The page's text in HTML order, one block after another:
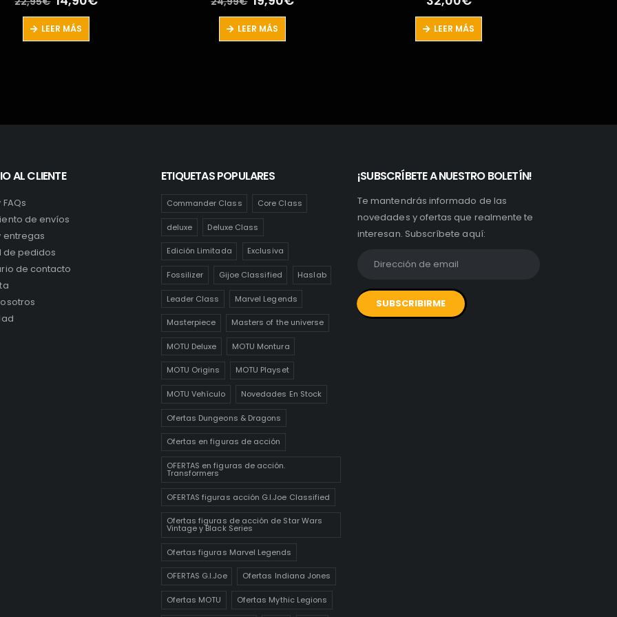
precio
original
era:
LEER MÁS LEER MÁS AÑADIR AL CARRITO
AL CLIENTE
de envíos
entregas
de pedidos
de contacto
ETIQUETAS POPULARES
Commander Class Core Class
deluxe Deluxe Class
Edición Limitada Exclusiva
Fossilizer Gijoe Classified Haslab
Leader Class Marvel Legends
Masterpiece Masters of the universe
MOTU Deluxe MOTU Montura
MOTU Origins MOTU Playset
MOTU Vehículo Novedades En Stock
Ofertas Dungeons & Dragons
Ofertas en figuras de acción
OFERTAS en figuras de acción.
Transformers
OFERTAS figuras acción G.I.Joe Classified
Ofertas figuras de acción de Star Wars
Vintage y Black Series
Ofertas figuras Marvel Legends
OFERTAS G.I.Joe Ofertas Indiana Jones
Ofertas MOTU Ofertas Mythic Legions
¡SUBSCRÍBETE A NUESTRO BOLETÍN!
Te mantendrás informado de las
novedades y ofertas que realmente te
interesan. Subscríbete aquí: